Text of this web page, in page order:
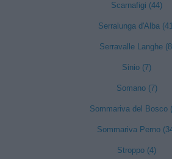
Scarnafigi (44)
Serralunga d'Alba
Serravalle Langhe
Sinio (7)
Somano (7)
Sommariva del Bosco
Sommariva Perno
Stroppo (4)